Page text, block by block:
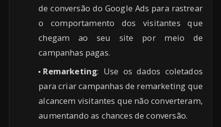
de conversão do Google Ads para rastrear
o comportamento dos visitantes que
chegam ao seu site por meio de
campanhas pagas.
Remarketing: Use os dados coletados
para criar campanhas de remarketing que
alcancem visitantes que não converteram,
aumentando as chances de conversão.